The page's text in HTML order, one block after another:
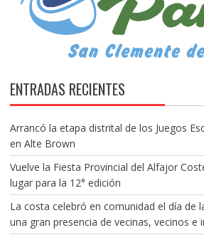
ENTRADAS RECIENTES
Arrancó la etapa distrital de los Juegos
en Alte Brown
Vuelve la Fiesta Provincial del Alfajor
lugar para la 12° edición
La costa celebró en comunidad el día de
una gran presencia de vecinas, vecinos e